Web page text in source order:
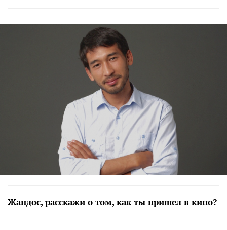
Жандос, расскажи о том, как ты пришел в кино?